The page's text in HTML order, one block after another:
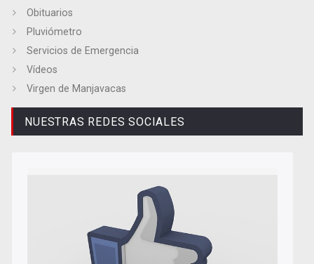
Obituarios
Pluviómetro
Servicios de Emergencia
Vídeos
Virgen de Manjavacas
NUESTRAS REDES SOCIALES